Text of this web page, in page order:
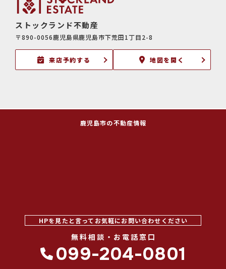
ストックランド不動産
〒890-0056鹿児島県鹿児島市下荒田1丁目2-8
来店予約する 地図を開く
鹿児島市の不動産情報
HPを見たと言ってお気軽にお問い合わせください
無料相談・お電話窓口
099-204-0801